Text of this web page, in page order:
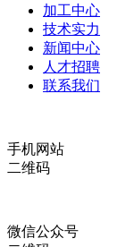
加工中心
技术实力
新闻中心
人才招聘
联系我们
手机网站
二维码
微信公众号